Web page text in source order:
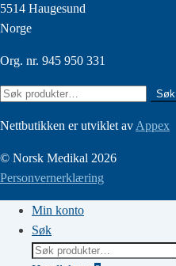
5514 Haugesund
Norge
Org. nr. 945 950 331
Søk
Søk
Nettbutikken er utviklet av Appex
© Norsk Medikal 2026
Personvernerklæring
Min konto
Søk
Søk